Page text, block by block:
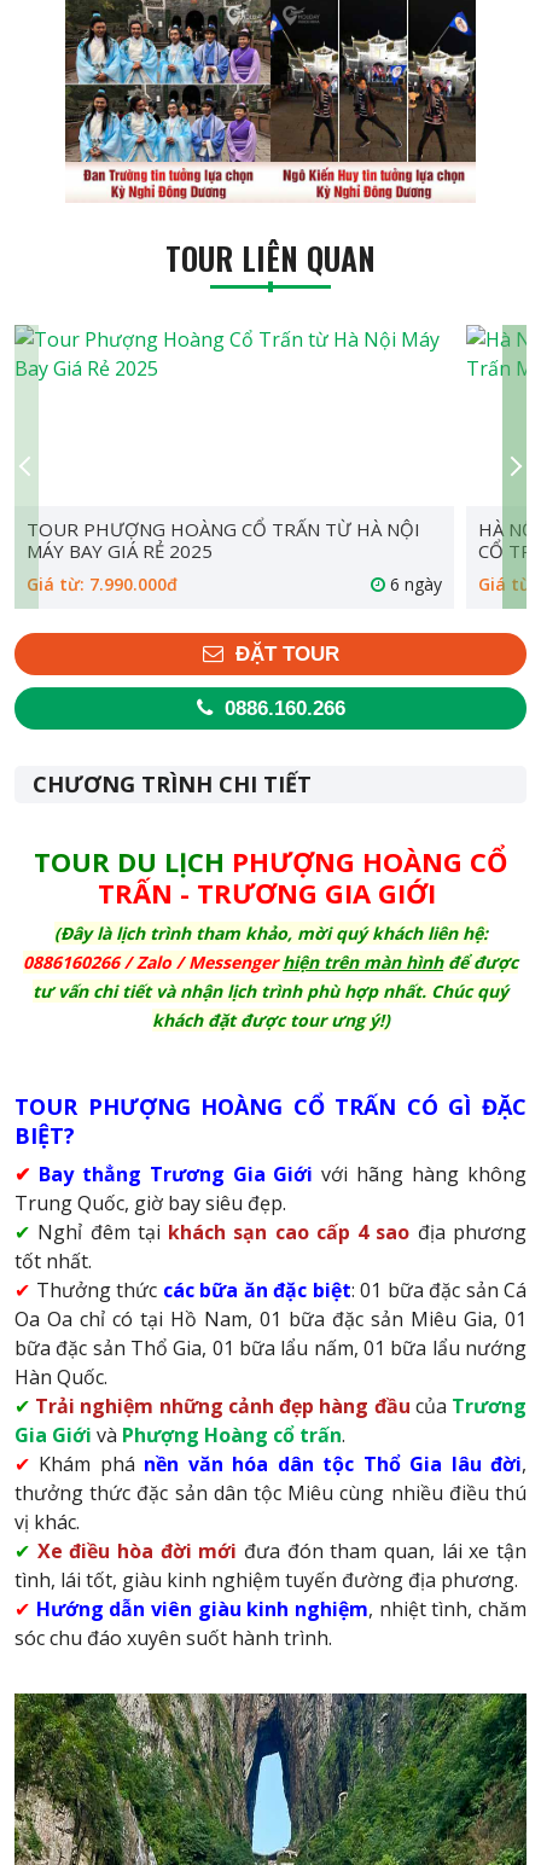
TOUR LIÊN QUAN
TOUR PHƯỢNG HOÀNG CỔ TRẤN TỪ HÀ NỘI
MÁY BAY GIÁ RẺ 2025
Giá từ: 7.990.000đ 6 ngày
HÀ
CỔ
Giá từ:
ĐẶT TOUR
0886.160.266
CHƯƠNG TRÌNH CHI TIẾT
TOUR DU LỊCH PHƯỢNG HOÀNG CỔ
TRẤN - TRƯƠNG GIA GIỚI
(Đây là lịch trình tham khảo, mời quý khách liên hệ:
0886160266 / Zalo / Messengerhiện trên màn hình để được
tư vấn chi tiết và nhận lịch trình phù hợp nhất. Chúc quý
khách đặt được tour ưng ý!)
TOUR PHƯỢNG HOÀNG CỔ TRẤN CÓ GÌ ĐẶC
BIỆT?
✔ Bay thẳng Trương Gia Giới với hãng hàng không
Trung Quốc, giờ bay siêu đẹp.
✔ Nghỉ đêm tại khách sạn cao cấp 4 sao địa phương
tốt nhất.
✔ Thưởng thức các bữa ăn đặc biệt: 01 bữa đặc sản Cá
Oa Oa chỉ có tại Hồ Nam, 01 bữa đặc sản Miêu Gia, 01
bữa đặc sản Thổ Gia, 01 bữa lẩu nấm, 01 bữa lẩu nướng
Hàn Quốc.
✔ Trải nghiệm những cảnh đẹp hàng đầu của Trương
Gia Giới và Phượng Hoàng cổ trấn.
✔ Khám phá nền văn hóa dân tộc Thổ Gia lâu đời,
thưởng thức đặc sản dân tộc Miêu cùng nhiều điều thú
vị khác.
✔ Xe điều hòa đời mới đưa đón tham quan, lái xe tận
tình, lái tốt, giàu kinh nghiệm tuyến đường địa phương.
✔ Hướng dẫn viên giàu kinh nghiệm, nhiệt tình, chăm
sócchu đáo xuyên suốt hành trình.